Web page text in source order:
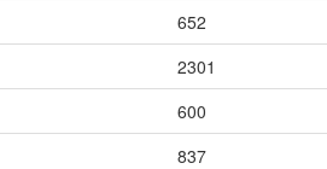
652
2301
600
837